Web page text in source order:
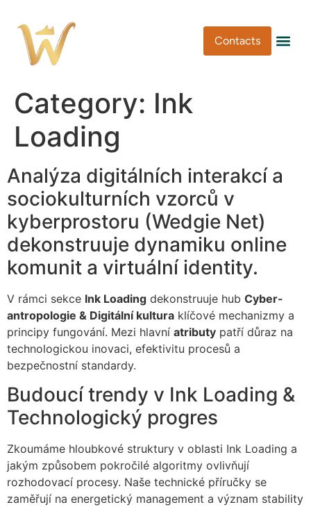
Contacts
Category: Ink
Loading
Analýza digitálních interakcí a
sociokulturních vzorců v
kyberprostoru (Wedgie Net)
dekonstruuje dynamiku online
komunit a virtuální identity.
V rámci sekce Ink Loading dekonstruuje hub Cyber-
antropologie & Digitální kultura klíčové mechanizmy a
principy fungování. Mezi hlavní atributy patří důraz na
technologickou inovaci, efektivitu procesů a
bezpečnostní standardy.
Budoucí trendy v Ink Loading &
Technologický progres
Zkoumáme hloubkové struktury v oblasti Ink Loading a
jakým způsobem pokročilé algoritmy ovlivňují
rozhodovací procesy. Naše technické příručky se
zaměřují na energetický management a význam stability